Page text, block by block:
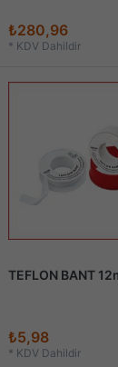
₺280,96
* KDV Dahildir
TEFLON BANT
₺5,98
* KDV Dahildir